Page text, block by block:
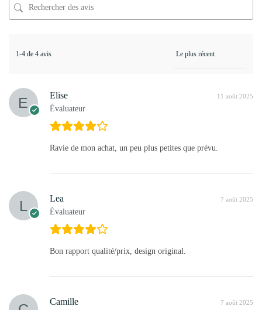
1-4 de 4 avis
Elise
Évaluateur
11 août 2025
Ravie de mon achat, un peu plus petites que prévu.
Lea
Évaluateur
7 août 2025
Bon rapport qualité/prix, design original.
Camille 7 août 2025